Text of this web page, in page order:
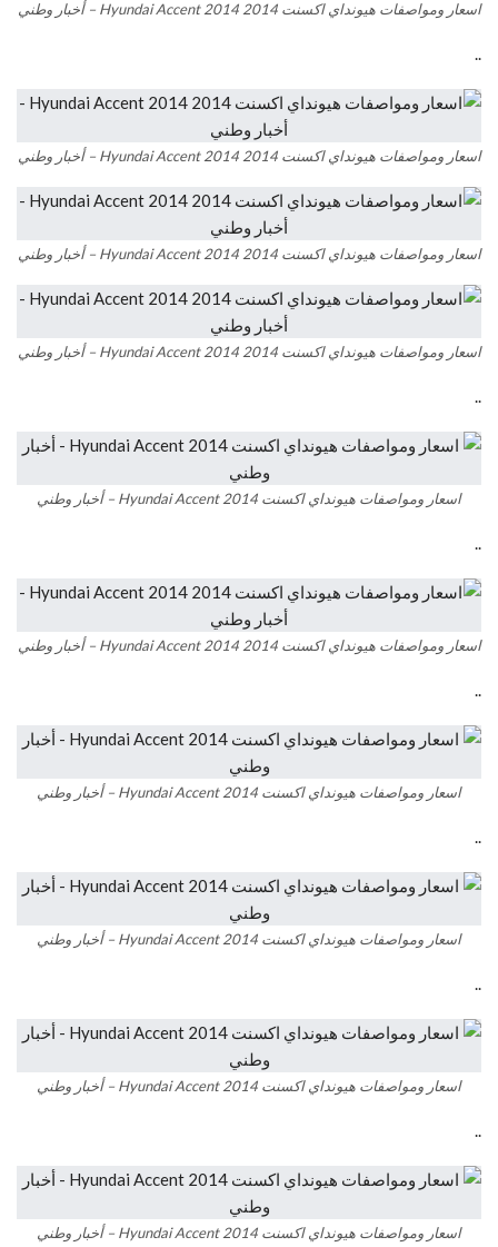
اسعار ومواصفات هيونداي اكسنت 2014 Hyundai Accent 2014 – أخبار وطني
..
اسعار ومواصفات هيونداي اكسنت 2014 Hyundai Accent 2014 – أخبار وطني
اسعار ومواصفات هيونداي اكسنت 2014 Hyundai Accent 2014 – أخبار وطني
اسعار ومواصفات هيونداي اكسنت 2014 Hyundai Accent 2014 – أخبار وطني
..
اسعار ومواصفات هيونداي اكسنت Hyundai Accent 2014 – أخبار وطني
..
اسعار ومواصفات هيونداي اكسنت 2014 Hyundai Accent 2014 – أخبار وطني
..
اسعار ومواصفات هيونداي اكسنت Hyundai Accent 2014 – أخبار وطني
..
اسعار ومواصفات هيونداي اكسنت Hyundai Accent 2014 – أخبار وطني
..
اسعار ومواصفات هيونداي اكسنت Hyundai Accent 2014 – أخبار وطني
..
اسعار ومواصفات هيونداي اكسنت Hyundai Accent 2014 – أخبار وطني